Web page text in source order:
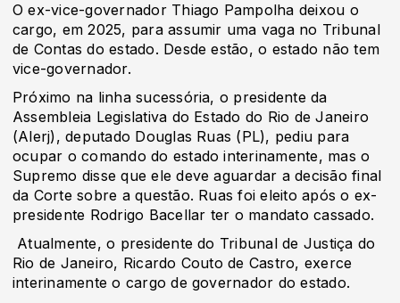
O ex-vice-governador Thiago Pampolha deixou o
cargo, em 2025, para assumir uma vaga no Tribunal
de Contas do estado. Desde estão, o estado não tem
vice-governador.
Próximo na linha sucessória, o presidente da
Assembleia Legislativa do Estado do Rio de Janeiro
(Alerj), deputado Douglas Ruas (PL), pediu para
ocupar o comando do estado interinamente, mas o
Supremo disse que ele deve aguardar a decisão final
da Corte sobre a questão. Ruas foi eleito após o ex-
presidente Rodrigo Bacellar ter o mandato cassado.
Atualmente, o presidente do Tribunal de Justiça do
Rio de Janeiro, Ricardo Couto de Castro, exerce
interinamente o cargo de governador do estado.